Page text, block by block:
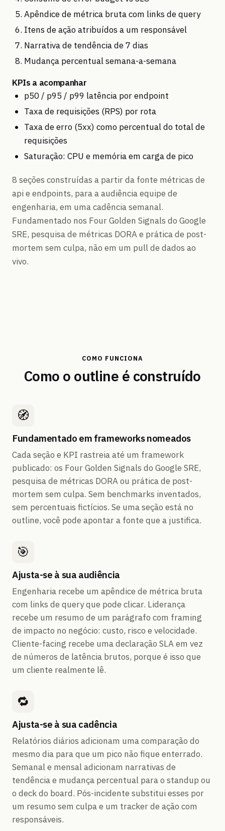
Apêndice de métrica bruta com links de query
Itens de ação atribuídos a um responsável
Narrativa de tendência de 7 dias
Mudança percentual semana-a-semana
KPIs a acompanhar
p50 / p95 / p99 latência por endpoint
Taxa de requisições (RPS) por rota
Taxa de erro (5xx) como percentual do total de
requisições
Saturação: CPU e memória em carga de pico
8 seções construídas a partir da fonte métricas de
api e endpoints, para a audiência equipe de
engenharia, em uma cadência semanal.
Fundamentado nos Four Golden Signals do Google
SRE, pesquisa de métricas DORA e prática de post-
mortem sem culpa, não em um pull de dados ao
vivo.
COMO FUNCIONA
Como o outline é construído
🧭
Fundamentado em frameworks nomeados
Cada seção e KPI rastreia até um framework
publicado: os Four Golden Signals do Google SRE,
pesquisa de métricas DORA ou prática de post-
mortem sem culpa. Sem benchmarks inventados,
sem percentuais fictícios. Se uma seção está no
outline, você pode apontar a fonte que a justifica.
🎯
Ajusta-se à sua audiência
Engenharia recebe um apêndice de métrica bruta
com links de query que pode clicar. Liderança
recebe um resumo de um parágrafo com framing
de impacto no negócio: custo, risco e velocidade.
Cliente-facing recebe uma declaração SLA em vez
de números de latência brutos, porque é isso que
um cliente realmente lê.
🔁
Ajusta-se à sua cadência
Relatórios diários adicionam uma comparação do
mesmo dia para que um pico não fique enterrado.
Semanal e mensal adicionam narrativas de
tendência e mudança percentual para o standup ou
o deck do board. Pós-incidente substitui esses por
um resumo sem culpa e um tracker de ação com
responsáveis.